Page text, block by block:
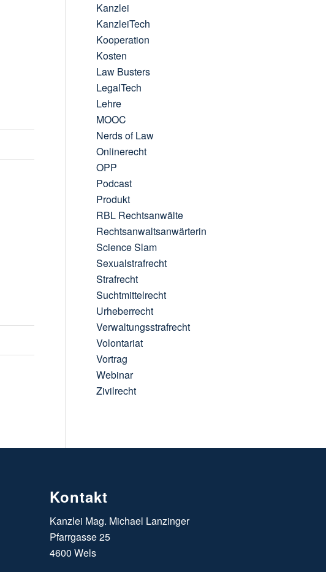
Kanzlei
KanzleiTech
Kooperation
Kosten
Law Busters
LegalTech
Lehre
MOOC
Nerds of Law
Onlinerecht
OPP
Podcast
Produkt
RBL Rechtsanwälte
Rechtsanwaltsanwärterin
Science Slam
Sexualstrafrecht
Strafrecht
Suchtmittelrecht
Urheberrecht
Verwaltungsstrafrecht
Volontariat
Vortrag
Webinar
Zivilrecht
Kontakt
Kanzlei Mag. Michael Lanzinger
Pfarrgasse 25
4600 Wels